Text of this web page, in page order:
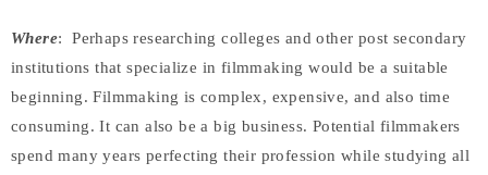
Where: Perhaps researching colleges and other post secondary
institutions that specialize in filmmaking would be a suitable
beginning. Filmmaking is complex, expensive, and also time
consuming. It can also be a big business. Potential filmmakers
spend many years perfecting their profession while studying all